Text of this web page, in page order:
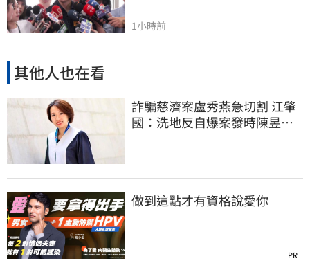
1小時前
其他人也在看
詐騙慈濟案盧秀燕急切割 江肇
國：洗地反自爆案發時陳昱瑄
做到這點才有資格說愛你
PR